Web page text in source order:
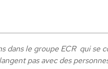
dans le groupe ECR qui se
pas avec des